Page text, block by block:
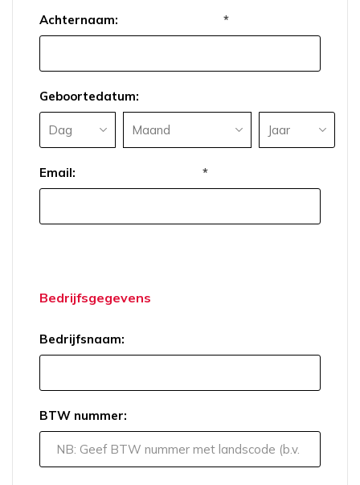
Achternaam: *
Geboortedatum:
Email: *
Bedrijfsgegevens
Bedrijfsnaam:
BTW nummer: